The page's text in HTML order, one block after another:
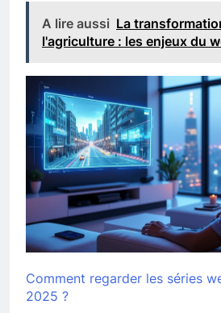
A lire aussi La
l'agriculture : les enjeux du
Comment regarder les séries
2025 ?